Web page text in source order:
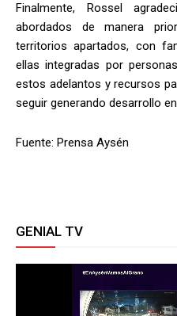
Finalmente, Rossel
abordados de manera
territorios apartados, con
ellas integradas por
estos adelantos y recursos
seguir generando desarrollo
Fuente: Prensa Aysén
GENIAL TV